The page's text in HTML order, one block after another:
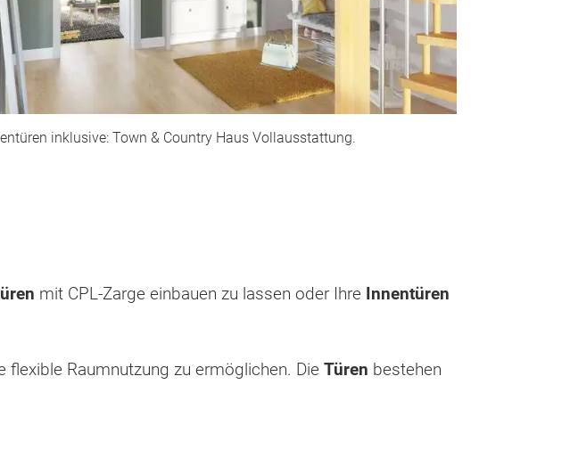
inklusive: Town & Country Haus Vollausstattung.
mit CPL-Zarge einbauen zu lassen oder Ihre Innentüren
flexible Raumnutzung zu ermöglichen. Die Türen bestehen